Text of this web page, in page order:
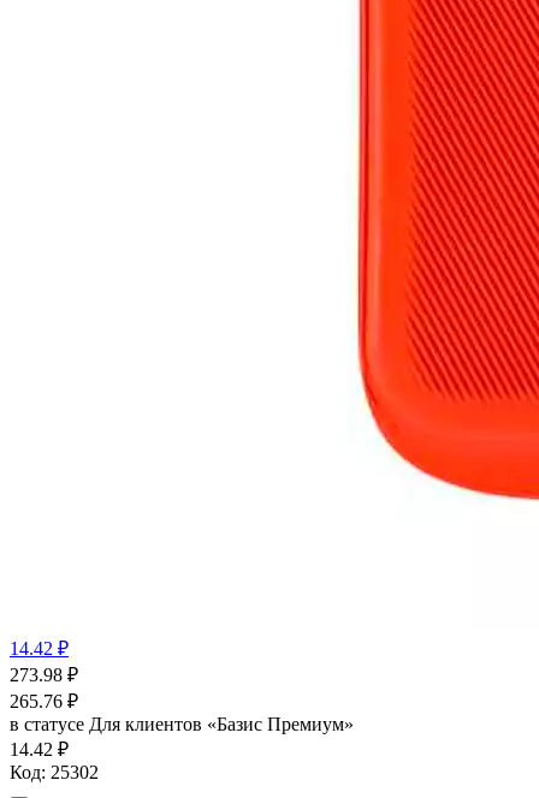
14.42 ₽
273.98 ₽
265.76 ₽
в статусе Для клиентов «Базис Премиум»
14.42 ₽
Код: 25302